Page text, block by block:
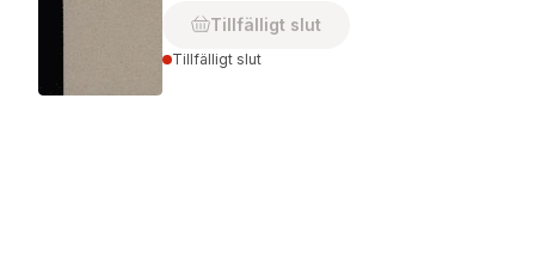
Tillfälligt slut
Tillfälligt slut